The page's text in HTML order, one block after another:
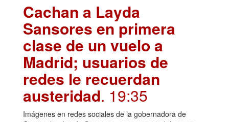
Cachan a Layda
Sansores en primera
clase de un vuelo a
Madrid; usuarios de
redes le recuerdan
austeridad. 19:35
Imágenes en redes sociales de la gobernadora de